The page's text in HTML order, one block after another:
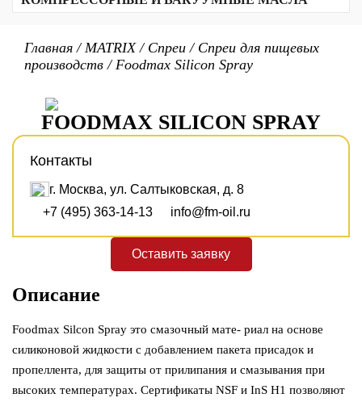
Сульфонат кальция
Бариевый комплекс
Литиевые
Литиевый комплекс
Для холодильных компрессоров
Для газовых компрессоров
Главная /MATRIX/ Спреи / Спреи для пищевых
производств /Foodmax Silicon Spray
FOODMAX SILICON SPRAY
Контакты
г. Москва, ул. Салтыковская, д. 8
+7 (495) 363-14-13
info@fm-oil.ru
Оставить заявку
Описание
Foodmax Silcon Spray это смазочный мате- риал на основе
силиконовой жидкости с добавлением пакета присадок и
пропеллента, для защиты от прилипания и смазывания при
высоких температурах. Сертификаты NSF и InS H1 позволяют